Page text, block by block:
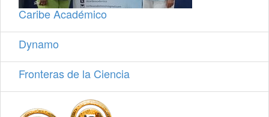
Caribe Académico
Dynamo
Fronteras de la Ciencia